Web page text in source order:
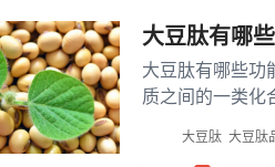
大豆肽有哪
大豆肽有哪些功
质之间的一类化
大豆肽 大豆肽